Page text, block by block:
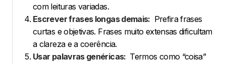
com leituras variadas.
Escrever frases longas demais: Prefira frases
curtas e objetivas. Frases muito extensas dificultam
a clareza e a coerência.
Usar palavras genéricas: Termos como “coisa”